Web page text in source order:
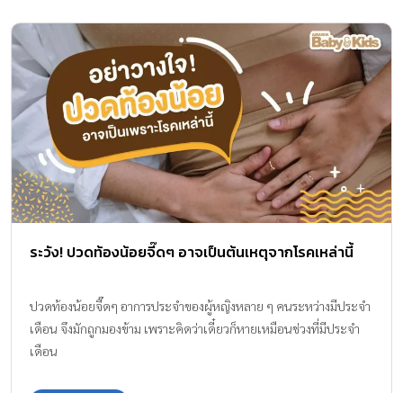
ระวัง! ปวดท้องน้อยจี๊ดๆ อาจเป็นต้นเหตุจากโรคเหล่านี้
ปวดท้องน้อยจี๊ดๆ อาการประจำของผู้หญิงหลาย ๆ คนระหว่างมีประจำ
เดือน จึงมักถูกมองข้าม เพราะคิดว่าเดี๋ยวก็หายเหมือนช่วงที่มีประจำ
เดือน